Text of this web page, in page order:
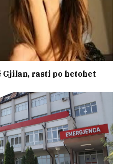
Gjilan, rasti po hetohet